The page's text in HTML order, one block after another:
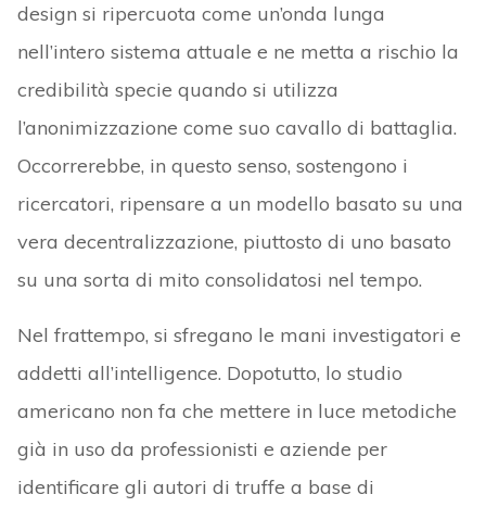
design si ripercuota come un’onda lunga
nell’intero sistema attuale e ne metta a rischio la
credibilità specie quando si utilizza
l’anonimizzazione come suo cavallo di battaglia.
Occorrerebbe, in questo senso, sostengono i
ricercatori, ripensare a un modello basato su una
vera decentralizzazione, piuttosto di uno basato
su una sorta di mito consolidatosi nel tempo.
Nel frattempo, si sfregano le mani investigatori e
addetti all’intelligence. Dopotutto, lo studio
americano non fa che mettere in luce metodiche
già in uso da professionisti e aziende per
identificare gli autori di truffe a base di